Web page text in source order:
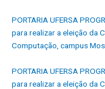
PORTARIA UFERSA
para realizar a eleição da
Computação, campus
PORTARIA UFERSA
para realizar a eleição da